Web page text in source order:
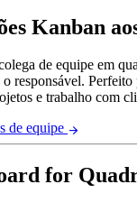
Kanban
de equipe em
responsável.
e trabalho com
de equipe arrow_forward
for